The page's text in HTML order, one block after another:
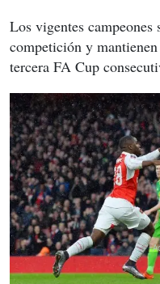
Los vigentes
competición y
tercera FA Cup